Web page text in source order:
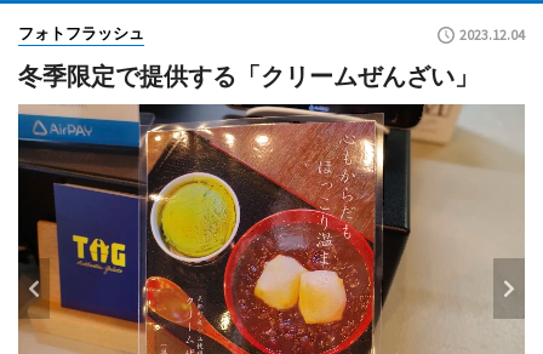
フォトフラッシュ 2023.12.04
冬季限定で提供する「クリームぜんざい」